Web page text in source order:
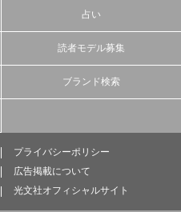
占い
読者モデル募集
ブランド検索
プライバシーポリシー
広告掲載について
光文社オフィシャルサイト